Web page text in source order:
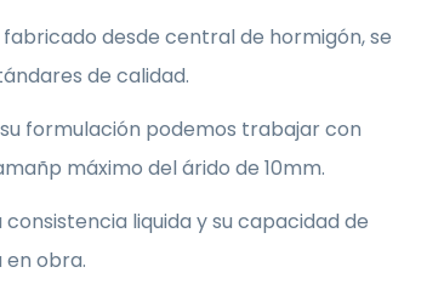
desde central de hormigón, se
de calidad.
formulación podemos trabajar con
máximo del árido de 10mm.
consistencia liquida y su capacidad de
obra.